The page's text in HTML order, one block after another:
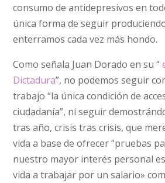
consumo de antidepresivos en
única forma de seguir
enterramos cada vez más hondo.
Como señala Juan Dorado en su “
Dictadura”, no podemos seguir
trabajo “la única condición de
ciudadanía”, ni seguir
tras año, crisis tras crisis, que
vida a base de ofrecer “pruebas
nuestro mayor interés personal
vida a trabajar por un salario»